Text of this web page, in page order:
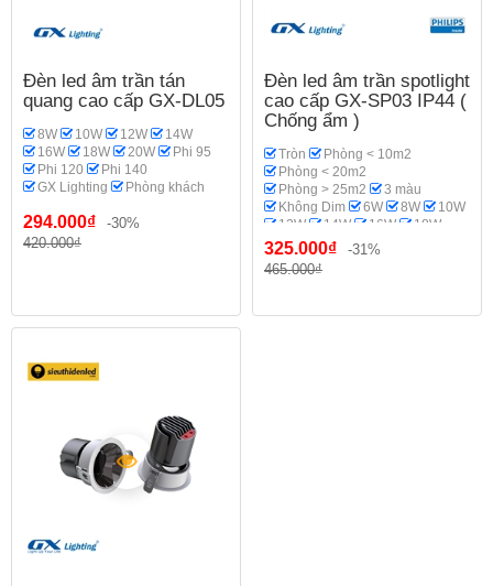
Đèn led âm trần tán
quang cao cấp GX-DL05
8W 10W 12W
14W
16W
18W 20W
Phi 95
Phi 120
Phi 140
GX Lighting
Phòng khách
294.000₫
-30%
420.000₫
Đèn led âm trần spotlight
cao cấp GX-SP03 IP44 (
Chống ẩm )
Tròn
Phòng < 10m2
Phòng < 20m2
Phòng > 25m2
3 màu
Không Dim
6W 8W
10W
12W
14W 16W
18W
20W
Spotlight
Phi 95
GX Lighting
325.000₫
-31%
465.000₫